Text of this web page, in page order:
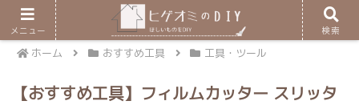
ホーム おすすめ工具 工具・ツール
【おすすめ工具】フィルムカッター スリッタ
メニュー 検索